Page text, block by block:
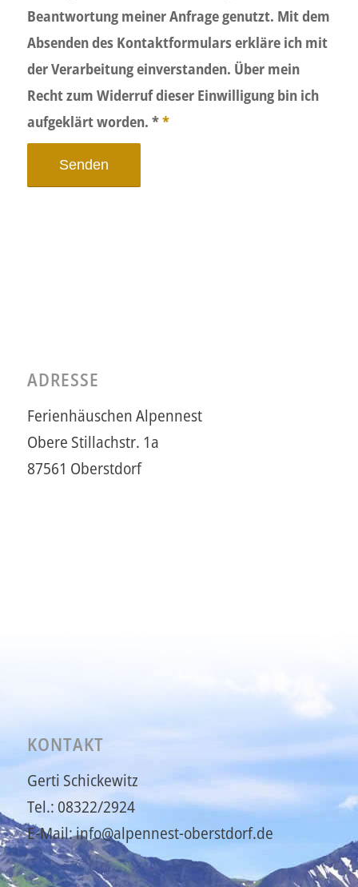
Beantwortung meiner Anfrage genutzt. Mit dem
Absenden des Kontaktformulars erkläre ich mit
der Verarbeitung einverstanden. Über mein
Recht zum Widerruf dieser Einwilligung bin ich
aufgeklärt worden. **
ADRESSE
Ferienhäuschen Alpennest
Obere Stillachstr. 1a
87561 Oberstdorf
KONTAKT
Gerti Schickewitz
Tel.: 08322/2924
E-Mail: info@alpennest-oberstdorf.de